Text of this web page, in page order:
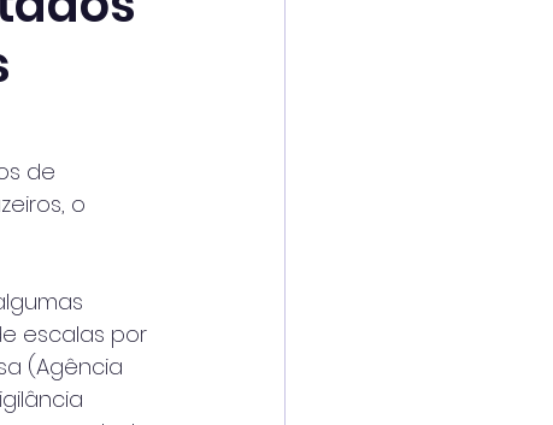
de
o
escalas por
(Agência